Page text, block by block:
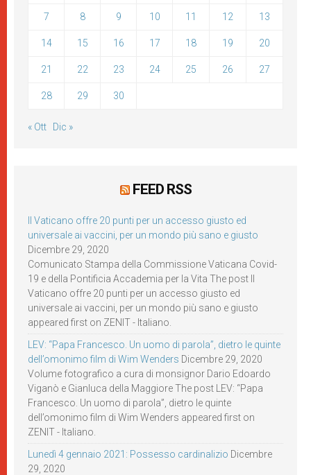
7 8 9 10 11 12 13
14 15 16 17 18 19 20
21 22 23 24 25 26 27
28 29 30
« Ott Dic »
FEED RSS
Il Vaticano offre 20 punti per un accesso giusto ed
universale ai vaccini, per un mondo più sano e giusto
Dicembre 29, 2020
Comunicato Stampa della Commissione Vaticana Covid-
19 e della Pontificia Accademia per la Vita The post Il
Vaticano offre 20 punti per un accesso giusto ed
universale ai vaccini, per un mondo più sano e giusto
appeared first on ZENIT - Italiano.
LEV: “Papa Francesco. Un uomo di parola”, dietro le quinte
dell’omonimo film di Wim Wenders Dicembre 29, 2020
Volume fotografico a cura di monsignor Dario Edoardo
Viganò e Gianluca della Maggiore The post LEV: “Papa
Francesco. Un uomo di parola”, dietro le quinte
dell’omonimo film di Wim Wenders appeared first on
ZENIT - Italiano.
Lunedì 4 gennaio 2021: Possesso cardinalizio Dicembre
29, 2020